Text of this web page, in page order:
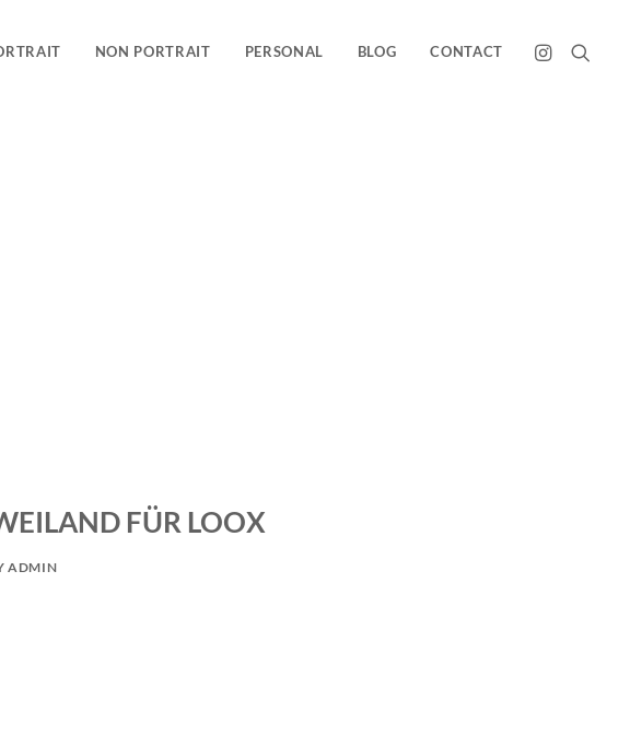
NON PORTRAIT PERSONAL BLOG CONTACT
FÜR LOOX
ADMIN